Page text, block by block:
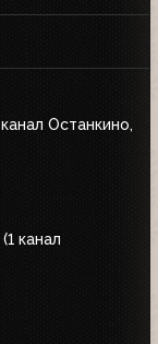
Останкино,
канал